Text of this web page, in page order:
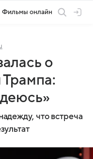
Фильмы онлайн
о
Трампа:
что встреча